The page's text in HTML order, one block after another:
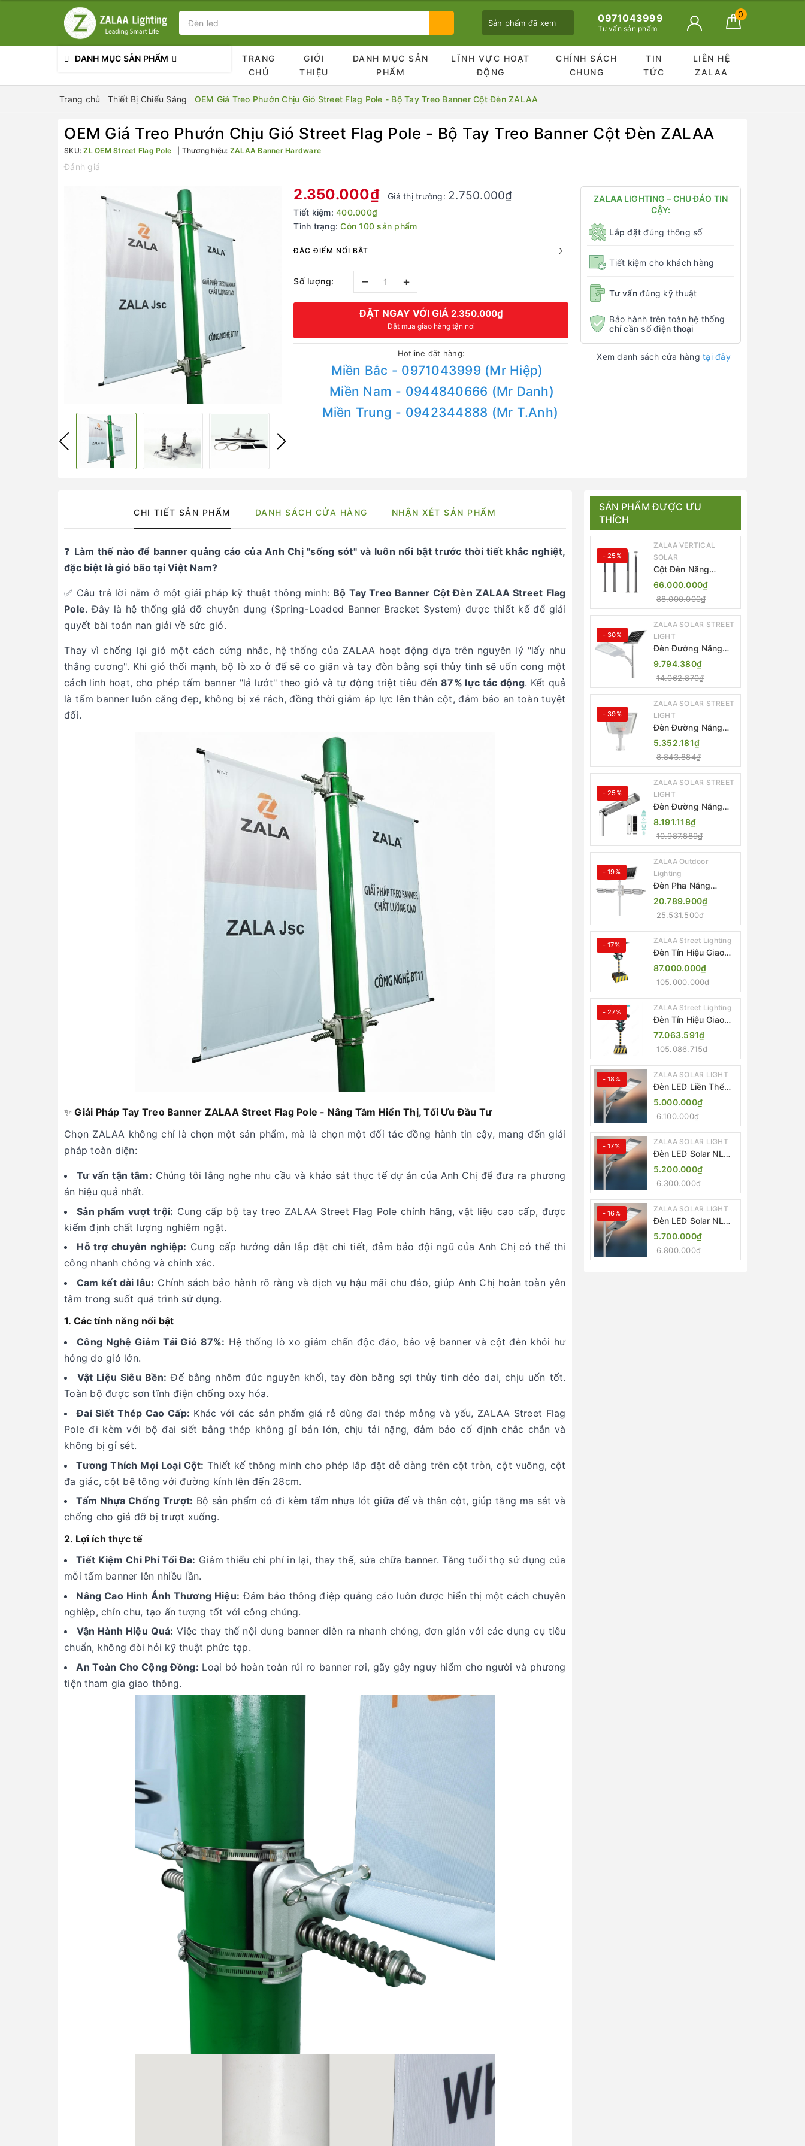
Sản phẩm đã xem
Bạn chưa xem sản phẩm nào
0971043999
Tư vấn sản phẩm
0
DANH MỤC SẢN PHẨM
TRANG
CHỦ
GIỚI
THIỆU
DANH MỤC SẢN
PHẨM
LĨNH VỰC HOẠT
ĐỘNG
CHÍNH SÁCH
CHUNG
TIN
TỨC
LIÊN HỆ
ZALAA
Trang chủ Thiết Bị Chiếu Sáng OEM Giá Treo Phướn Chịu Gió Street Flag Pole - Bộ Tay Treo Banner Cột Đèn ZALAA
OEM Giá Treo Phướn Chịu Gió Street Flag Pole - Bộ Tay Treo Banner Cột Đèn ZALAA
SKU:ZL OEM Street Flag Pole Thương hiệu: ZALAA Banner Hardware
Đánh giá
2.350.000₫ Giá thị trường:2.750.000₫
Tiết kiệm:400.000₫
Tình trạng: Còn 100 sản phẩm
ĐẶC ĐIỂM NỔI BẬT
Số lượng: – +
ĐẶT NGAY VỚI GIÁ 2.350.000₫
Đặt mua giao hàng tận nơi
Hotline đặt hàng:
Miền Bắc - 0971043999 (Mr Hiệp)
Miền Nam - 0944840666 (Mr Danh)
Miền Trung - 0942344888 (Mr T.Anh)
ZALAA LIGHTING – CHU ĐÁO TIN
CẬY:
Lắp đặt đúng thông số
Tiết kiệm cho khách hàng
Tư vấnđúng kỹ thuật
Bảo hành trên toàn hệ thống
chỉ cần số điện thoại
Xem danh sách cửa hàngtại đây
CHI TIẾT SẢN PHẨM DANH SÁCH CỬA HÀNG NHẬN XÉT SẢN PHẨM
❓ Làm thế nào để banner quảng cáo của Anh Chị "sống sót" và luôn nổi bật trước thời tiết khắc nghiệt,
đặc biệt là gió bão tại Việt Nam?
✅ Câu trả lời nằm ở một giải pháp kỹ thuật thông minh: Bộ Tay Treo Banner Cột Đèn ZALAA Street Flag
Pole. Đây là hệ thống giá đỡ chuyên dụng (Spring-Loaded Banner Bracket System) được thiết kế để giải
quyết bài toán nan giải về sức gió.
Thay vì chống lại gió một cách cứng nhắc, hệ thống của ZALAA hoạt động dựa trên nguyên lý "lấy nhu
thắng cương". Khi gió thổi mạnh, bộ lò xo ở đế sẽ co giãn và tay đòn bằng sợi thủy tinh sẽ uốn cong một
cách linh hoạt, cho phép tấm banner "lả lướt" theo gió và tự động triệt tiêu đến87% lực tác động. Kết quả
là tấm banner luôn căng đẹp, không bị xé rách, đồng thời giảm áp lực lên thân cột, đảm bảo an toàn tuyệt
đối.
✨Giải Pháp Tay Treo Banner ZALAA Street Flag Pole - Nâng Tầm Hiển Thị, Tối Ưu Đầu Tư
Chọn ZALAA không chỉ là chọn một sản phẩm, mà là chọn một đối tác đồng hành tin cậy, mang đến giải
pháp toàn diện:
Tư vấn tận tâm: Chúng tôi lắng nghe nhu cầu và khảo sát thực tế dự án của Anh Chị để đưa ra phương
án hiệu quả nhất.
Sản phẩm vượt trội: Cung cấp bộ tay treo ZALAA Street Flag Pole chính hãng, vật liệu cao cấp, được
kiểm định chất lượng nghiêm ngặt.
Hỗ trợ chuyên nghiệp: Cung cấp hướng dẫn lắp đặt chi tiết, đảm bảo đội ngũ của Anh Chị có thể thi
công nhanh chóng và chính xác.
Cam kết dài lâu: Chính sách bảo hành rõ ràng và dịch vụ hậu mãi chu đáo, giúp Anh Chị hoàn toàn yên
tâm trong suốt quá trình sử dụng.
1. Các tính năng nổi bật
Công Nghệ Giảm Tải Gió 87%: Hệ thống lò xo giảm chấn độc đáo, bảo vệ banner và cột đèn khỏi hư
hỏng do gió lớn.
Vật Liệu Siêu Bền: Đế bằng nhôm đúc nguyên khối, tay đòn bằng sợi thủy tinh dẻo dai, chịu uốn tốt.
Toàn bộ được sơn tĩnh điện chống oxy hóa.
Đai Siết Thép Cao Cấp: Khác với các sản phẩm giá rẻ dùng đai thép mỏng và yếu, ZALAA Street Flag
Pole đi kèm với bộ đai siết bằng thép không gỉ bản lớn, chịu tải nặng, đảm bảo cố định chắc chắn và
không bị gỉ sét.
Tương Thích Mọi Loại Cột: Thiết kế thông minh cho phép lắp đặt dễ dàng trên cột tròn, cột vuông, cột
đa giác, cột bê tông với đường kính lên đến 28cm.
Tấm Nhựa Chống Trượt: Bộ sản phẩm có đi kèm tấm nhựa lót giữa đế và thân cột, giúp tăng ma sát và
chống cho giá đỡ bị trượt xuống.
2. Lợi ích thực tế
Tiết Kiệm Chi Phí Tối Đa: Giảm thiểu chi phí in lại, thay thế, sửa chữa banner. Tăng tuổi thọ sử dụng của
mỗi tấm banner lên nhiều lần.
Nâng Cao Hình Ảnh Thương Hiệu: Đảm bảo thông điệp quảng cáo luôn được hiển thị một cách chuyên
nghiệp, chỉn chu, tạo ấn tượng tốt với công chúng.
Vận Hành Hiệu Quả: Việc thay thế nội dung banner diễn ra nhanh chóng, đơn giản với các dụng cụ tiêu
chuẩn, không đòi hỏi kỹ thuật phức tạp.
An Toàn Cho Cộng Đồng: Loại bỏ hoàn toàn rủi ro banner rơi, gãy gây nguy hiểm cho người và phương
tiện tham gia giao thông.
SẢN PHẨM ĐƯỢC ƯU
THÍCH
- 25%
ZALAA VERTICAL
SOLAR
Cột Đèn Năng
Lượng Mặt Trời Dọc
Thông Minh ZSR-
YYDS-360 | ZALAA
Jsc
66.000.000₫
88.000.000₫
- 30%
ZALAA SOLAR STREET
LIGHT
Đèn Đường Năng
Lượng Mặt Trời
Thông Minh Điều
Khiển MPPT ZL-
GMX01 ZALAA
9.794.380₫
14.062.870₫
- 39%
ZALAA SOLAR STREET
LIGHT
Đèn Đường Năng
Lượng Mặt Trời
Nhôm Đúc ZALAA
ZL-BWH Cao Cấp
IP65
5.352.181₫
8.843.884₫
- 25%
ZALAA SOLAR STREET
LIGHT
Đèn Đường Năng
Lượng Mặt Trời Tích
Hợp Camera ZALAA
ZL-BJ04-CCTV
(80W, IP65)
8.191.118₫
10.987.889₫
- 19%
ZALAA Outdoor
Lighting
Đèn Pha Năng
Lượng Mặt Trời Sân
Thể Thao ZALAA
Jsc Chống Nước
IP65 Cao Cấp
20.789.900₫
25.531.500₫
- 17% ZALAA Street Lighting
Đèn Tín Hiệu Giao
Thông Di Động Năng
Lượng Mặt Trời
ZALAA ZL-300A-D
87.000.000₫
105.000.000₫
- 27% ZALAA Street Lighting
Đèn Tín Hiệu Giao
Thông Di Động Năng
Lượng Mặt Trời
ZALAA ZL-409300C
77.063.591₫
105.086.715₫
- 18% ZALAA SOLAR LIGHT
Đèn LED Liền Thể
ZALAA Solar Street
Light ZKC-TG 20W
25W 30W All In One
5.000.000₫
6.100.000₫
- 17% ZALAA SOLAR LIGHT
Đèn LED Solar NLMT
Liền Thể ZKC-TG
20W All in One |
ZALAA Street Light
5.200.000₫
6.300.000₫
- 16% ZALAA SOLAR LIGHT
Đèn LED Solar NLMT
Liền Thể ZKC-TG
25W All in One |
ZALAA Street Light
5.700.000₫
6.800.000₫